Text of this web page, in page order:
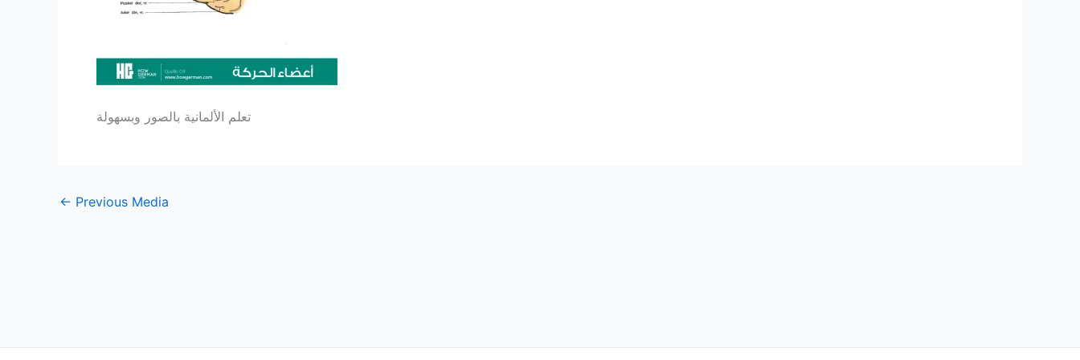
تعلم الألمانية بالصور وبسهولة
← Previous Media